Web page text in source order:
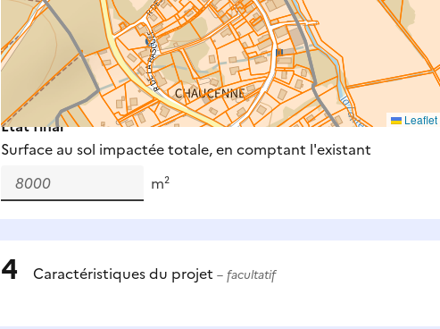
Leaflet
Nouveaux impacts
Surface au sol nouvellement impactée par le projet
m²
État final
Surface au sol impactée totale, en comptant l'existant
m²
Caractéristiques du projet – facultatif